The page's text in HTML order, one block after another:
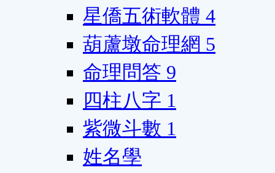
星僑五術軟體 4
葫蘆墩命理網 5
命理問答 9
四柱八字 1
紫微斗數 1
姓名學